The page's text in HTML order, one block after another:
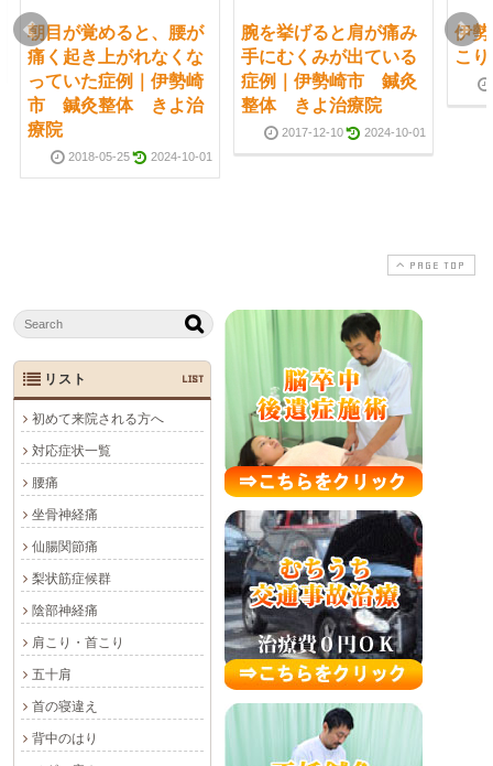
朝目が覚めると、腰が
痛く起き上がれなくな
っていた症例｜伊勢崎
市 鍼灸整体 きよ治
療院
2018-05-25 2024-10-01
腕を挙げると肩が痛み
手にむくみが出ている
症例｜伊勢崎市 鍼灸
整体 きよ治療院
2017-12-10 2024-10-01
伊
こ
PAGE TOP
リスト LIST
初めて来院される方へ
対応症状一覧
腰痛
坐骨神経痛
仙腸関節痛
梨状筋症候群
陰部神経痛
肩こり・首こり
五十肩
首の寝違え
背中のはり